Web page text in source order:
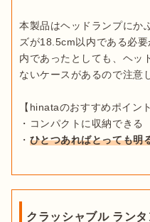
本製品はヘッドランプにか
ズが18.5cm以内である必
内であったとしても、ヘッ
ないケースがあるので注意
【hinataのおすすめポイント
・コンパクトに収納できる
・ ひとつあればとっても明
クラッシャブル ラン